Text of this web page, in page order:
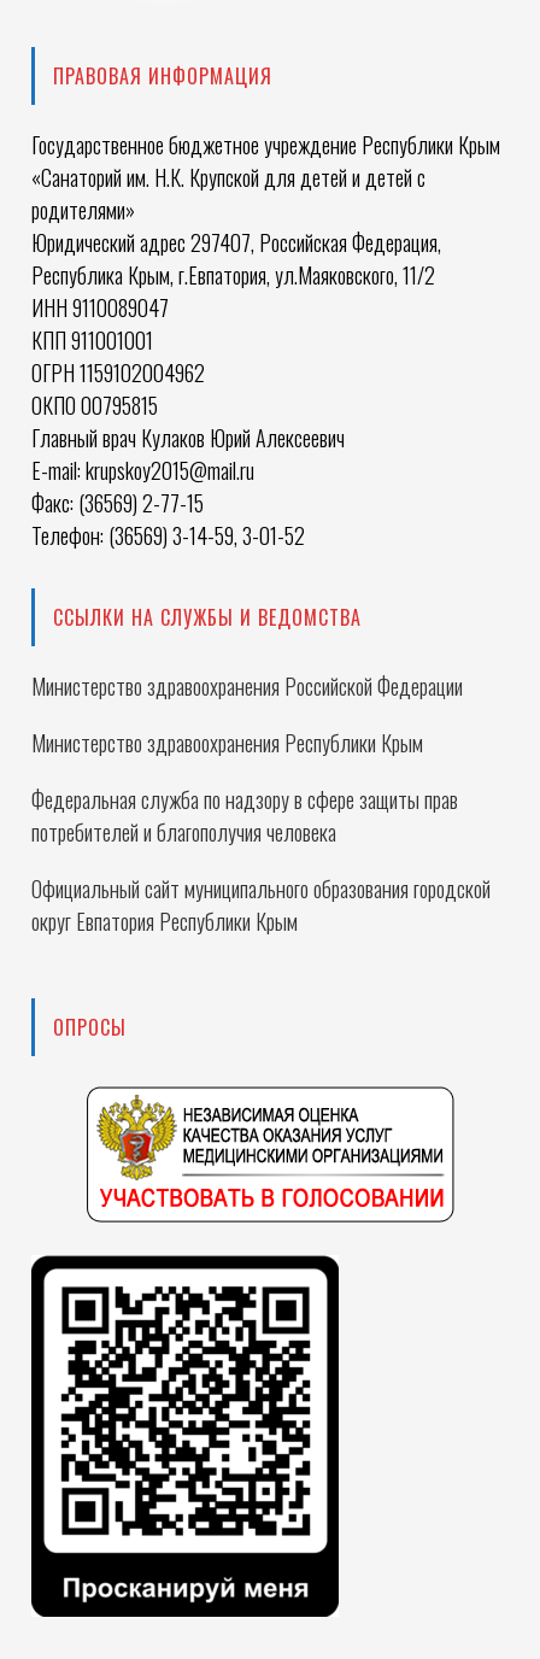
ПРАВОВАЯ ИНФОРМАЦИЯ
Государственное бюджетное учреждение Республики Крым
«Санаторий им. Н.К. Крупской для детей и детей с
родителями»
Юридический адрес 297407, Российская Федерация,
Республика Крым, г.Евпатория, ул.Маяковского, 11/2
ИНН 9110089047
КПП 911001001
ОГРН 1159102004962
ОКПО 00795815
Главный врач Кулаков Юрий Алексеевич
E-mail: krupskoy2015@mail.ru
Факс: (36569) 2-77-15
Телефон: (36569) 3-14-59, 3-01-52
ССЫЛКИ НА СЛУЖБЫ И ВЕДОМСТВА
Министерство здравоохранения Российской Федерации
Министерство здравоохранения Республики Крым
Федеральная служба по надзору в сфере защиты прав
потребителей и благополучия человека
Официальный сайт муниципального образования городской
округ Евпатория Республики Крым
ОПРОСЫ